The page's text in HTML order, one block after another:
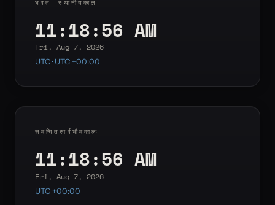
भवतः स्थानीयकालः
11:18:56 AM
Fri, Aug 7, 2026
UTC · UTC +00:00
समन्वितसार्वभौमकालः
11:18:56 AM
Fri, Aug 7, 2026
UTC +00:00